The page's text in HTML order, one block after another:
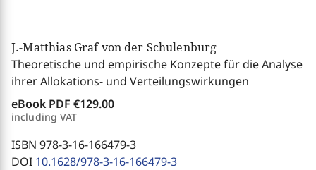
J.-Matthias Graf von der Schulenburg
Theoretische und empirische Konzepte für die Analyse
ihrer Allokations- und Verteilungswirkungen
eBook PDF €129.00
including VAT
ISBN 978-3-16-166479-3
DOI 10.1628/978-3-16-166479-3